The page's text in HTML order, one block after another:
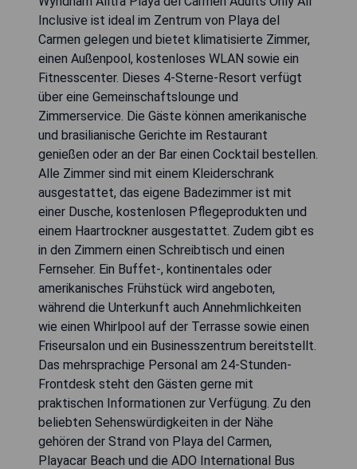
Inclusive ist ideal im Zentrum von Playa del
Carmen gelegen und bietet klimatisierte Zimmer,
einen Außenpool, kostenloses WLAN sowie ein
Fitnesscenter. Dieses 4-Sterne-Resort verfügt
über eine Gemeinschaftslounge und
Zimmerservice. Die Gäste können amerikanische
und brasilianische Gerichte im Restaurant
genießen oder an der Bar einen Cocktail bestellen.
Alle Zimmer sind mit einem Kleiderschrank
ausgestattet, das eigene Badezimmer ist mit
einer Dusche, kostenlosen Pflegeprodukten und
einem Haartrockner ausgestattet. Zudem gibt es
in den Zimmern einen Schreibtisch und einen
Fernseher. Ein Buffet-, kontinentales oder
amerikanisches Frühstück wird angeboten,
während die Unterkunft auch Annehmlichkeiten
wie einen Whirlpool auf der Terrasse sowie einen
Friseursalon und ein Businesszentrum bereitstellt.
Das mehrsprachige Personal am 24-Stunden-
Frontdesk steht den Gästen gerne mit
praktischen Informationen zur Verfügung. Zu den
beliebten Sehenswürdigkeiten in der Nähe
gehören der Strand von Playa del Carmen,
Playacar Beach und die ADO International Bus